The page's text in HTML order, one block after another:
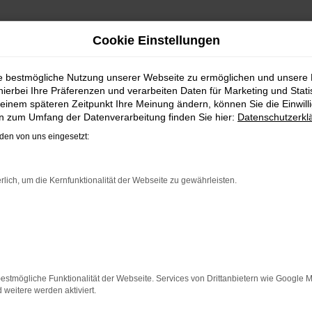
LIEFERSERVICE NACH
IHRE VW ID.4
Kunden aus Osnabrück und anderswo erhalten bei
das klingt wie ein Trick und ist in der Tat ein kleiner
stets nur enge Korridore für die Preissetzung bei
zugelassen wurde. Dabei versteht sich von selbst,
paar Tipps, die dir helfen können:
Cookie Einstellungen
bestmögliche Nutzung unserer Webseite zu ermöglichen und unsere
Ihre Präferenzen und verarbeiten Daten für Marketing und
späteren Zeitpunkt Ihre Meinung ändern, können Sie die
zum Umfang der Datenverarbeitung finden Sie hier:
von uns eingesetzt:
um die Kernfunktionalität der Webseite zu gewährleisten.
Funktionalität der Webseite. Services von Drittanbietern wie Google
weitere werden aktiviert.